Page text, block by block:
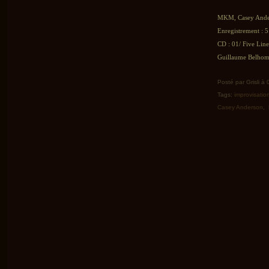
MKM, Casey
Enregistrement :
CD : 01/ Five
Guillaume
Posté par Grisli à
Tags: improvisation
Casey Anderson